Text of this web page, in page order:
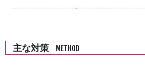
主な対策 METHOD